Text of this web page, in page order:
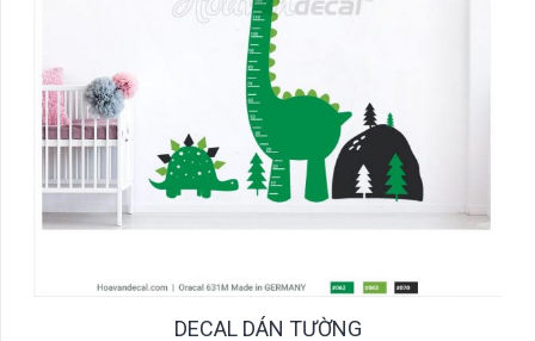
DECAL DÁN TƯỜNG